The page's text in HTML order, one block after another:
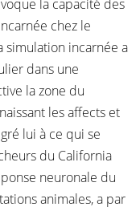
la capacité des
chez le
incarnée a
dans une
la zone du
les affects et
lui à ce qui se
du California
neuronale du
animales, a par